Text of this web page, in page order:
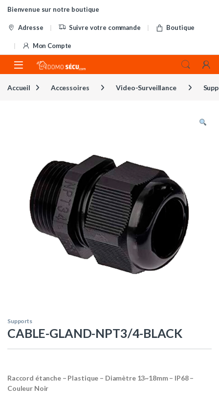
Skip to navigation
Skip to content
Bienvenue sur notre boutique
Adresse Suivre votre commande Boutique
Mon Compte
Accueil Accessoires Video-Surveillance
Supports
CABLE-GLAND-NPT3/4-BLACK
Raccord étanche – Plastique – Diamètre 13~18mm – IP68 –
Couleur Noir